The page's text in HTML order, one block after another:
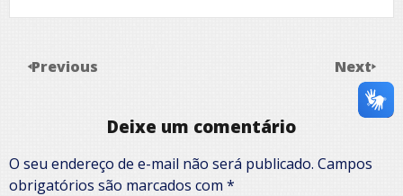
Previous Next
Deixe um comentário
O seu endereço de e-mail não será publicado. Campos
obrigatórios são marcados com *